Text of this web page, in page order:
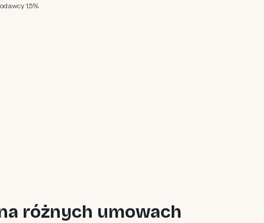
1,5%
różnych umowach